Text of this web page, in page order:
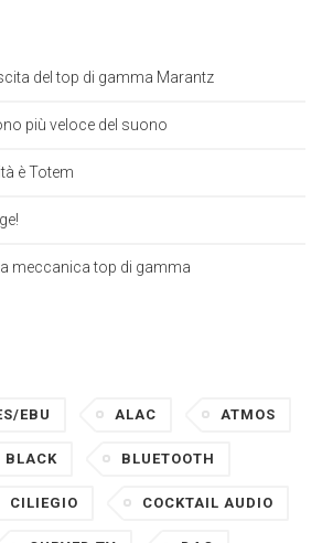
del top di gamma Marantz
più veloce del suono
è Totem
meccanica top di gamma
EBU ALAC ATMOS
BLACK BLUETOOTH
CILIEGIO COCKTAIL AUDIO